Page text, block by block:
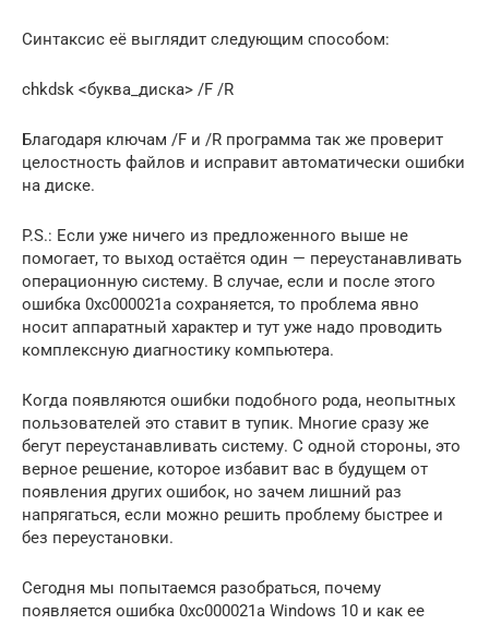
Синтаксис её выглядит следующим способом:
chkdsk <буква_диска> /F /R
Благодаря ключам /F и /R программа так же проверит
целостность файлов и исправит автоматически ошибки
на диске.
P.S.: Если уже ничего из предложенного выше не
помогает, то выход остаётся один — переустанавливать
операционную систему. В случае, если и после этого
ошибка 0xc000021a сохраняется, то проблема явно
носит аппаратный характер и тут уже надо проводить
комплексную диагностику компьютера.
Когда появляются ошибки подобного рода, неопытных
пользователей это ставит в тупик. Многие сразу же
бегут переустанавливать систему. С одной стороны, это
верное решение, которое избавит вас в будущем от
появления других ошибок, но зачем лишний раз
напрягаться, если можно решить проблему быстрее и
без переустановки.
Сегодня мы попытаемся разобраться, почему
появляется ошибка 0xc000021a Windows 10 и как ее